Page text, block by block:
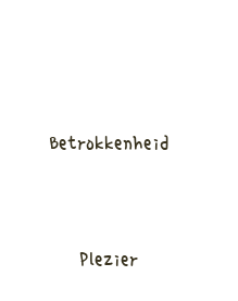
Betrokkenheid
Plezier